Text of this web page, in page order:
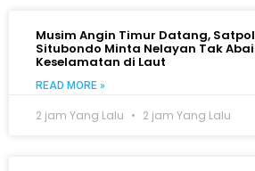
Musim Angin Timur Datang,
Situbondo Minta Nelayan Tak
Keselamatan di Laut
READ MORE »
2 jam Yang Lalu 2 jam Yang Lalu